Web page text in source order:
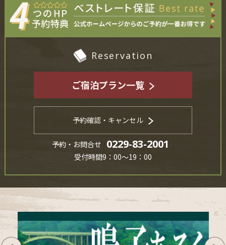
Reservation
ご宿泊プラン一覧
予約確認・キャンセル
予約・お問合せ 0229-83-2001
受付時間9：00～19：00